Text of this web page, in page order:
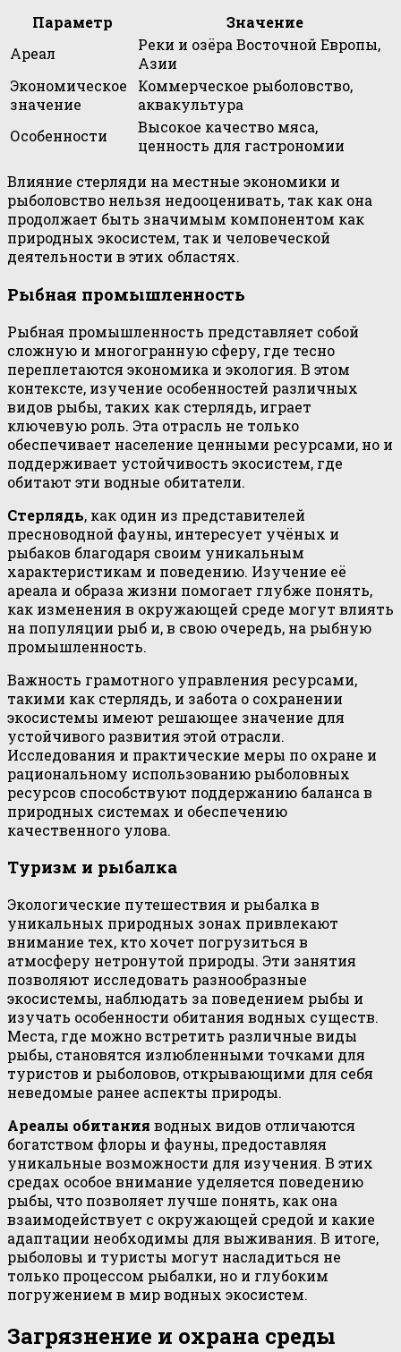
Параметр
Значение
Ареал
Реки и озёра Восточной Европы,
Азии
Экономическое
значение
Коммерческое рыболовство,
аквакультура
Особенности
Высокое качество мяса,
ценность для гастрономии
Влияние стерляди на местные экономики и
рыболовство нельзя недооценивать, так как она
продолжает быть значимым компонентом как
природных экосистем, так и человеческой
деятельности в этих областях.
Рыбная промышленность
Рыбная промышленность представляет собой
сложную и многогранную сферу, где тесно
переплетаются экономика и экология. В этом
контексте, изучение особенностей различных
видов рыбы, таких как стерлядь, играет
ключевую роль. Эта отрасль не только
обеспечивает население ценными ресурсами, но и
поддерживает устойчивость экосистем, где
обитают эти водные обитатели.
Стерлядь, как один из представителей
пресноводной фауны, интересует учёных и
рыбаков благодаря своим уникальным
характеристикам и поведению. Изучение её
ареала и образа жизни помогает глубже понять,
как изменения в окружающей среде могут влиять
на популяции рыб и, в свою очередь, на рыбную
промышленность.
Важность грамотного управления ресурсами,
такими как стерлядь, и забота о сохранении
экосистемы имеют решающее значение для
устойчивого развития этой отрасли.
Исследования и практические меры по охране и
рациональному использованию рыболовных
ресурсов способствуют поддержанию баланса в
природных системах и обеспечению
качественного улова.
Туризм и рыбалка
Экологические путешествия и рыбалка в
уникальных природных зонах привлекают
внимание тех, кто хочет погрузиться в
атмосферу нетронутой природы. Эти занятия
позволяют исследовать разнообразные
экосистемы, наблюдать за поведением рыбы и
изучать особенности обитания водных существ.
Места, где можно встретить различные виды
рыбы, становятся излюбленными точками для
туристов и рыболовов, открывающими для себя
неведомые ранее аспекты природы.
Ареалы обитания водных видов отличаются
богатством флоры и фауны, предоставляя
уникальные возможности для изучения. В этих
средах особое внимание уделяется поведению
рыбы, что позволяет лучше понять, как она
взаимодействует с окружающей средой и какие
адаптации необходимы для выживания. В итоге,
рыболовы и туристы могут насладиться не
только процессом рыбалки, но и глубоким
погружением в мир водных экосистем.
Загрязнение и охрана среды